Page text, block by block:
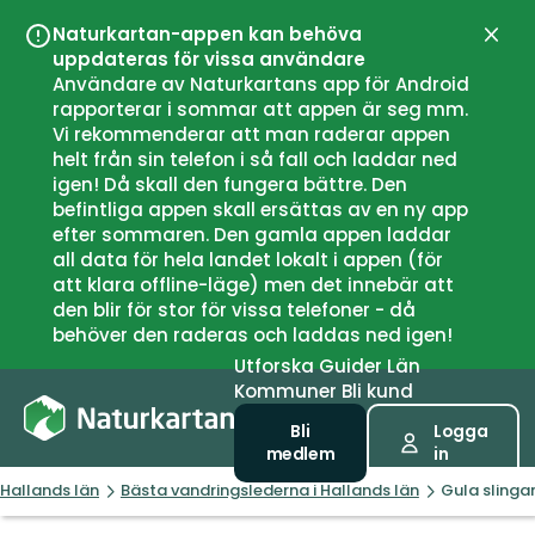
Naturkartan-appen kan behöva
uppdateras för vissa användare
Användare av Naturkartans app för Android
rapporterar i sommar att appen är seg mm.
Vi rekommenderar att man raderar appen
helt från sin telefon i så fall och laddar ned
igen! Då skall den fungera bättre. Den
befintliga appen skall ersättas av en ny app
efter sommaren. Den gamla appen laddar
all data för hela landet lokalt i appen (för
att klara offline-läge) men det innebär att
den blir för stor för vissa telefoner - då
behöver den raderas och laddas ned igen!
UtforskaGuiderLän
Kommuner Bli kund
Bli
medlem
Logga
in
Hallands län Bästa vandringslederna i Hallands län Gula